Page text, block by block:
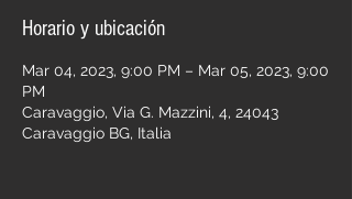
Horario y ubicación
Mar 04, 2023, 9:00 PM – Mar 05, 2023, 9:00
PM
Caravaggio, Via G. Mazzini, 4, 24043
Caravaggio BG, Italia